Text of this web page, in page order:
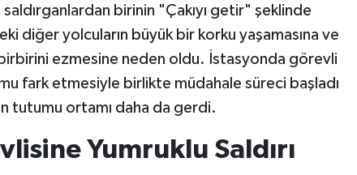
saldırganlardan birinin "Çakıyı getir" şeklinde
diğer yolcuların büyük bir korku yaşamasına ve
ezmesine neden oldu. İstasyonda görevli
fark etmesiyle birlikte müdahale süreci başladı
tutumu ortamı daha da gerdi.
Yumruklu Saldırı